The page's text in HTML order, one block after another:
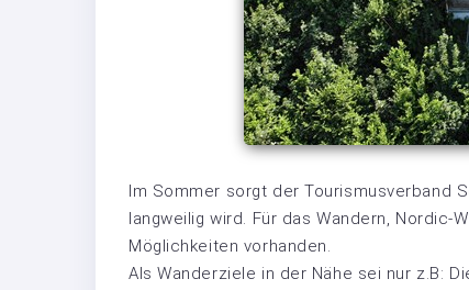
Im Sommer sorgt der Tourismusverband
langweilig wird. Für das Wandern, Nordic-
Möglichkeiten vorhanden.
Als Wanderziele in der Nähe sei nur z.B: